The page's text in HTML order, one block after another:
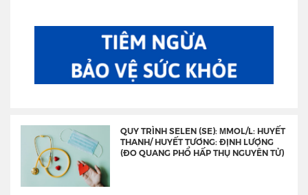
QUY TRÌNH SELEN (SE): ΜMOL/L: HUYẾT
THANH/ HUYẾT TƯƠNG: ĐỊNH LƯỢNG
(ĐO QUANG PHỔ HẤP THỤ NGUYÊN TỬ)